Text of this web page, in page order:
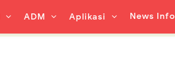
ADM Aplikasi News Info